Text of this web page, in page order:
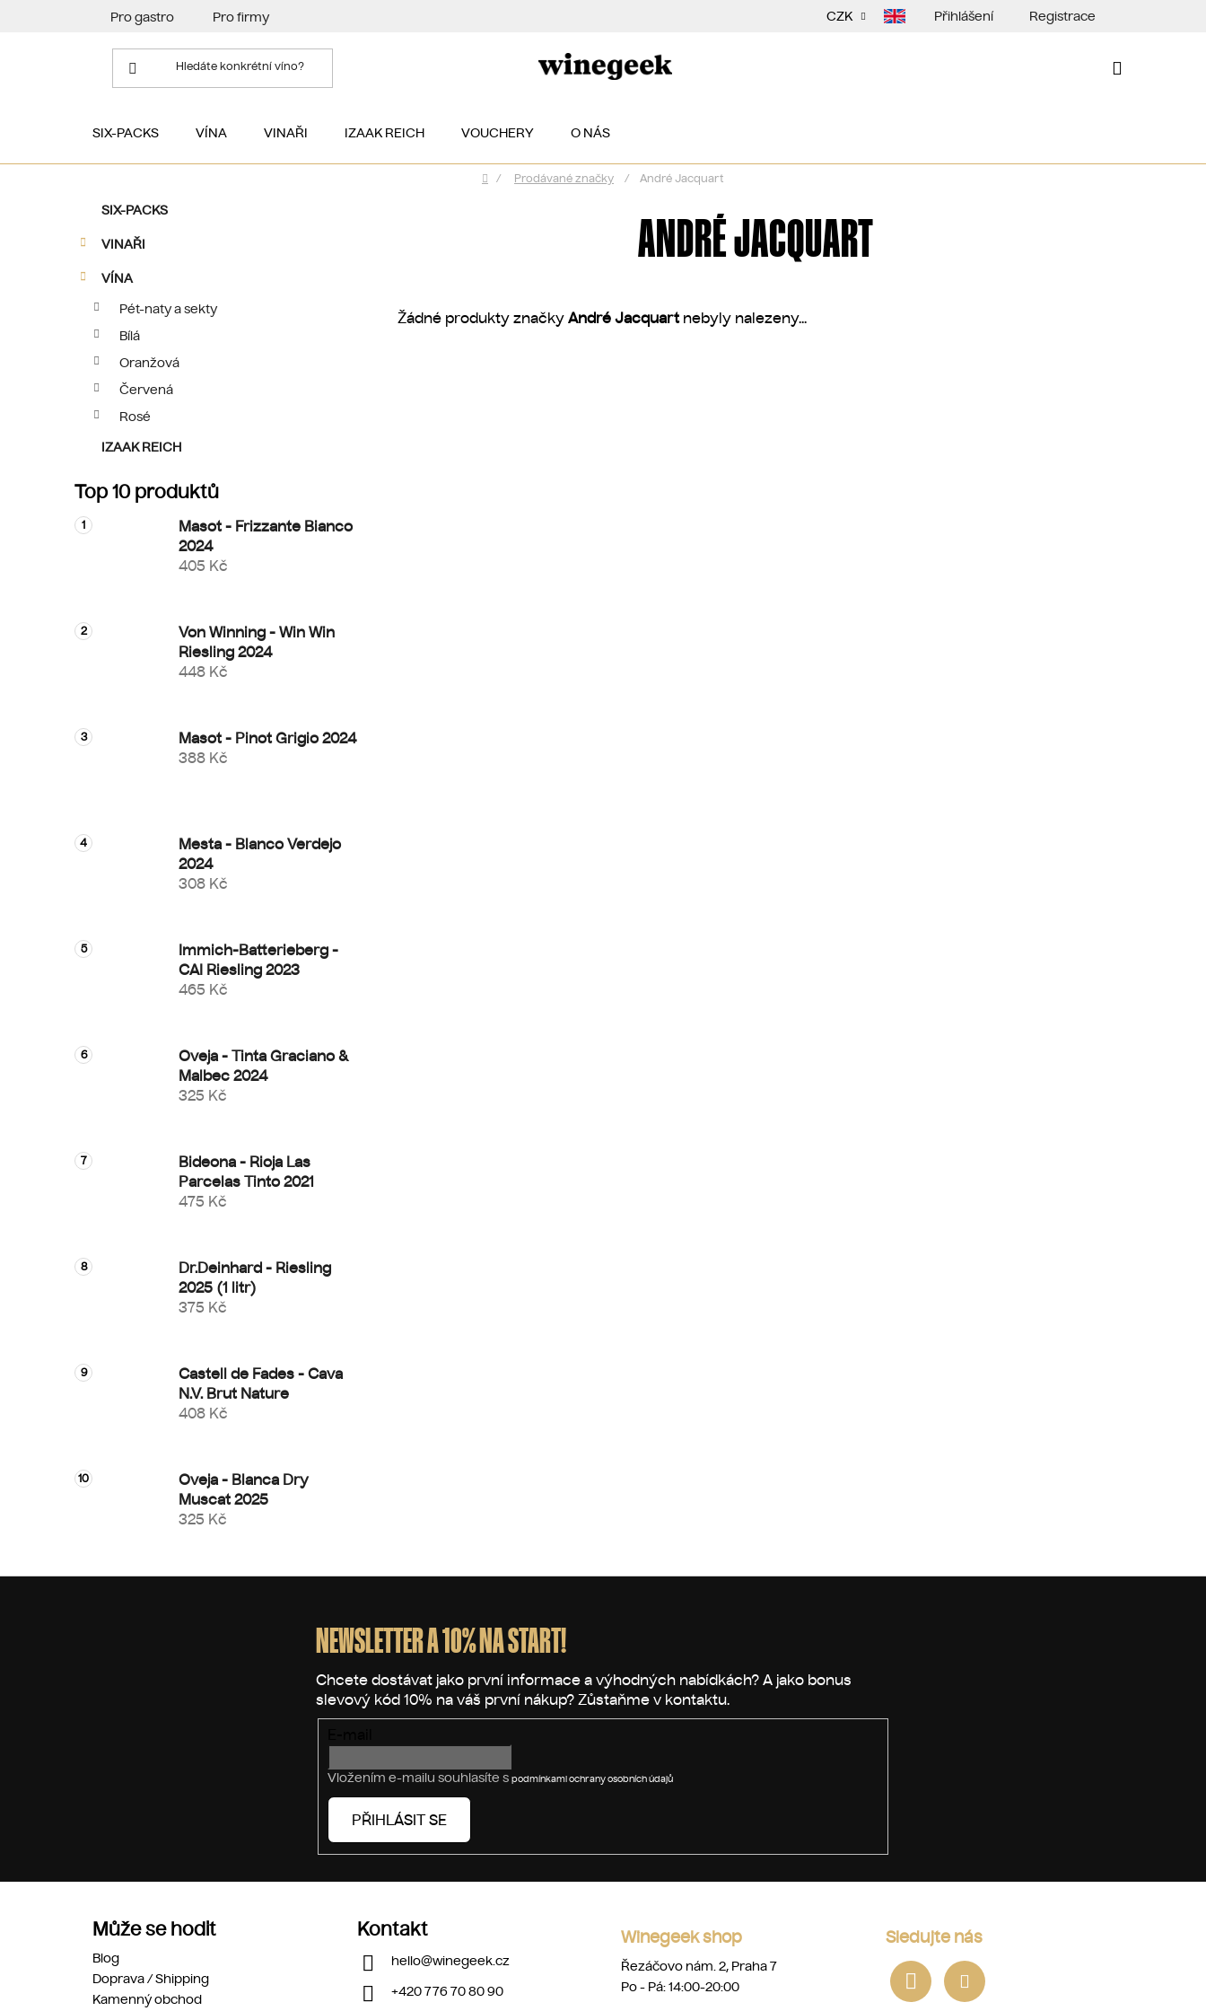
Pro gastro Pro firmy CZK Přihlášení Registrace
SIX-PACKS VÍNA VINAŘI IZAAK REICH VOUCHERY O NÁS
Domů
/ Prodávané značky / André Jacquart
s
t
e
Přeskočit
g
SIX-PACKS
VINAŘI
VÍNA
Pét-naty a sekty
Bílá
Oranžová
Červená
Rosé
IZAAK REICH
Top 10 produktů
Masot - Frizzante Bianco
2024
405 Kč
Von Winning - Win Win
Riesling 2024
448 Kč
Masot - Pinot Grigio 2024
388 Kč
Mesta - Blanco Verdejo
2024
308 Kč
Immich-Batterieberg -
CAI Riesling 2023
465 Kč
Oveja - Tinta Graciano &
Malbec 2024
325 Kč
Bideona - Rioja Las
Parcelas Tinto 2021
475 Kč
Dr.Deinhard - Riesling
2025 (1 litr)
375 Kč
Castell de Fades - Cava
N.V. Brut Nature
408 Kč
Oveja - Blanca Dry
Muscat 2025
325 Kč
ANDRÉ JACQUART
Žádné produkty značky André Jacquartnebyly nalezeny...
NEWSLETTER A 10% NA START!
Vložením e-mailu souhlasíte s podmínkami ochrany osobních údajů
PŘIHLÁSIT SE
Může se hodit
Blog
Doprava / Shipping
Kamenný obchod
Kontakt
hello@winegeek.cz
+420 776 70 80 90
Winegeek shop
Řezáčovo nám. 2, Praha 7
Po - Pá: 14:00-20:00
Sledujte nás